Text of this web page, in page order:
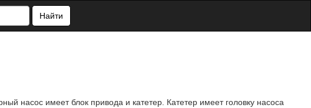
Найти
насос имеет блок привода и катетер. Катетер имеет головку насоса